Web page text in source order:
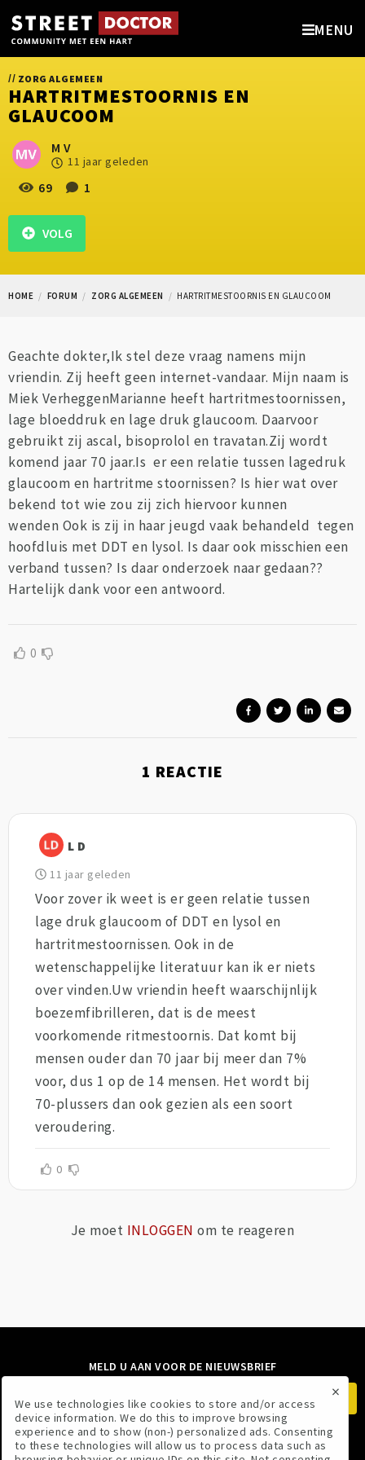
MENU
// ZORG ALGEMEEN
HARTRITMESTOORNIS EN
GLAUCOOM
M V
11 jaar geleden
69 1
VOLG
HOME FORUM ZORG ALGEMEEN HARTRITMESTOORNIS EN GLAUCOOM
Geachte dokter,Ik stel deze vraag namens mijn
vriendin. Zij heeft geen internet-vandaar. Mijn naam is
Miek VerheggenMarianne heeft hartritmestoornissen,
lage bloeddruk en lage druk glaucoom. Daarvoor
gebruikt zij ascal, bisoprolol en travatan.Zij wordt
komend jaar 70 jaar.Is er een relatie tussen lagedruk
glaucoom en hartritme stoornissen? Is hier wat over
bekend tot wie zou zij zich hiervoor kunnen
wenden Ook is zij in haar jeugd vaak behandeld tegen
hoofdluis met DDT en lysol. Is daar ook misschien een
verband tussen? Is daar onderzoek naar gedaan??
Hartelijk dank voor een antwoord.
0
1 REACTIE
L D
11 jaar geleden
Voor zover ik weet is er geen relatie tussen
lage druk glaucoom of DDT en lysol en
hartritmestoornissen. Ook in de
wetenschappelijke literatuur kan ik er niets
over vinden.Uw vriendin heeft waarschijnlijk
boezemfibrilleren, dat is de meest
voorkomende ritmestoornis. Dat komt bij
mensen ouder dan 70 jaar bij meer dan 7%
voor, dus 1 op de 14 mensen. Het wordt bij
70-plussers dan ook gezien als een soort
veroudering.
0
Je moet INLOGGEN om te reageren
MELD U AAN VOOR DE NIEUWSBRIEF
VOLG ONS
×
We use technologies like cookies to store and/or access
device information. We do this to improve browsing
experience and to show (non-) personalized ads. Consenting
to these technologies will allow us to process data such as